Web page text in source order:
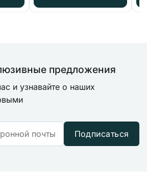
предложения
и узнавайте о наших
Подписаться